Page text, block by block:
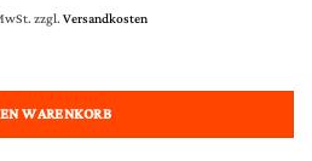
zzgl.Versandkosten
particulière - 45% vol. 0,70 l Menge
WARENKORB